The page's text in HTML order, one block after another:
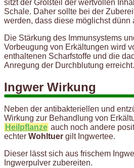
sitzt der Großteil der wertvollen
Schale. Daher sollte bei der
werden, dass diese möglichst dünn
Die Stärkung des Immunsystems
Vorbeugung von Erkältungen wird
enthaltenen Scharfstoffe und die
Anregung der Durchblutung erreicht.
Ingwer Wirkung
Neben der antibakteriellen und
Wirkung zur Behandlung von
Heilpflanze auch noch andere
echter Wohltuer gilt Ingwertee.
Dieser lässt sich aus frischem
Ingwerpulver zubereiten.